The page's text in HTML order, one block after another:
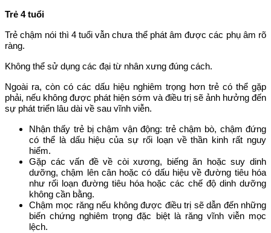
Trẻ 4 tuổi
Trẻ chậm nói thì 4 tuổi vẫn chưa thể phát âm được các phụ âm rõ
ràng.
Không thể sử dụng các đại từ nhân xưng đúng cách.
Ngoài ra, còn có các dấu hiệu nghiêm trọng hơn trẻ có thể gặp
phải, nếu không được phát hiện sớm và điều trị sẽ ảnh hưởng đến
sự phát triển lâu dài về sau vĩnh viễn.
Nhận thấy trẻ bị chậm vận động: trẻ chậm bò, chậm đứng
có thể là dấu hiệu của sự rối loạn về thần kinh rất nguy
hiểm.
Gặp các vấn đề về còi xương, biếng ăn hoặc suy dinh
dưỡng, chậm lên cân hoặc có dấu hiệu về đường tiêu hóa
như rối loạn đường tiêu hóa hoặc các chế độ dinh dưỡng
không cần bằng.
Chậm mọc răng nếu không được điều trị sẽ dẫn đến những
biến chứng nghiêm trọng đặc biệt là răng vĩnh viễn mọc
lệch.